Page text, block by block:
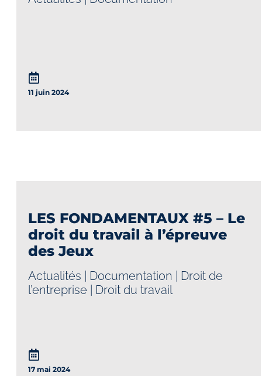
11 juin 2024
LES FONDAMENTAUX #5 – Le
droit du travail à l’épreuve
des Jeux
Actualités Documentation
Droit de
l’entreprise
Droit du travail
17 mai 2024